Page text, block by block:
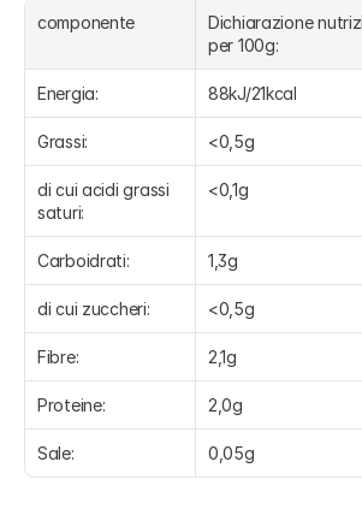
componente
Dichiarazione
per 100g:
Energia: 88kJ/21kcal
Grassi: <0,5g
di cui acidi grassi
saturi:
<0,1g
Carboidrati: 1,3g
di cui zuccheri: <0,5g
Fibre: 2,1g
Proteine: 2,0g
Sale: 0,05g